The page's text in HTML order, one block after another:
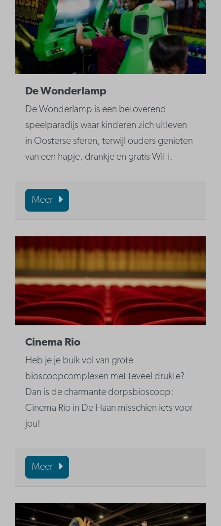
De Wonderlamp
De Wonderlamp is een betoverend
speelparadijs waar kinderen zich uitleven
in Oosterse sferen, terwijl ouders genieten
van een hapje, drankje en gratis WiFi.
Meer
Cinema Rio
Heb je je buik vol van grote
bioscoopcomplexen met teveel drukte?
Dan is de charmante dorpsbioscoop:
Cinema Rio in De Haan misschien iets voor
jou!
Meer